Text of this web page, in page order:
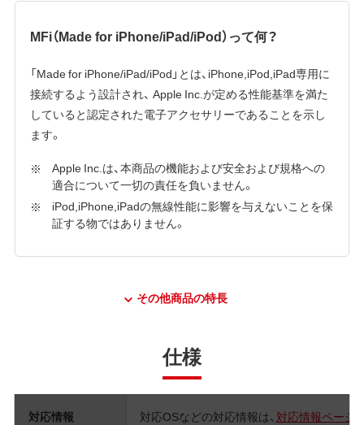
MFi（Made for iPhone/iPad/iPod）って何？
「Made for iPhone/iPad/iPod」とは、iPhone,iPod,iPad専用に
接続するよう設計され、 Apple Inc.が定める性能基準を満た
していると認定された電子アクセサリーであることを示し
ます。
Apple Inc.は、本商品の機能および安全および規格への
適合について一切の責任を負いません。
iPod,iPhone,iPadの無線性能に影響を与えないことを保
証する物ではありません。
その他商品の特長
仕様
対応情報 対応OSなどの対応情報は、 対応情報ページ